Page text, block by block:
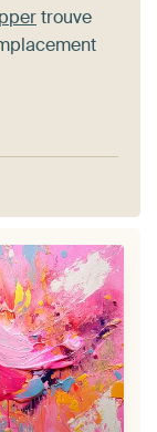
trouve